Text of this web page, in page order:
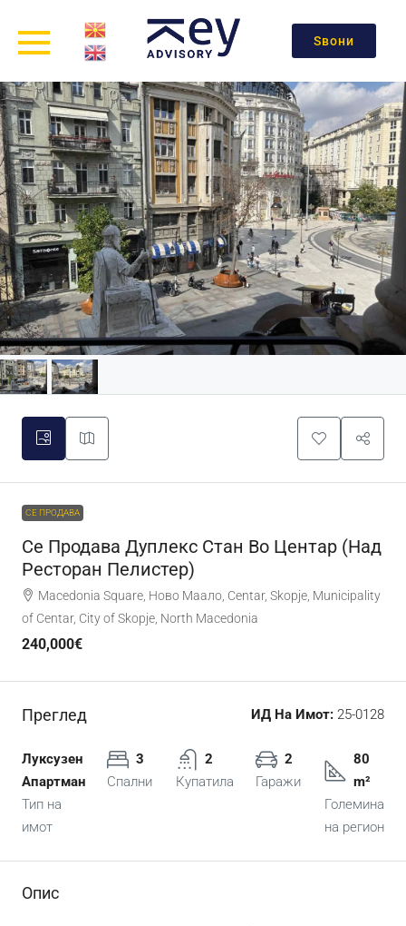
Ѕвони
СЕ ПРОДАВА
Се Продава Дуплекс Стан Во Центар (над
Ресторан Пелистер)
Macedonia Square, Ново Маало, Centar, Skopje, Municipality
of Centar, City of Skopje, North Macedonia
240,000€
Преглед ИД На Имот: 25-0128
Луксузен
Апартман
Тип на
имот
3
Спални
2
Купатила
2
Гаражи
80
m²
Големина
на регион
Опис